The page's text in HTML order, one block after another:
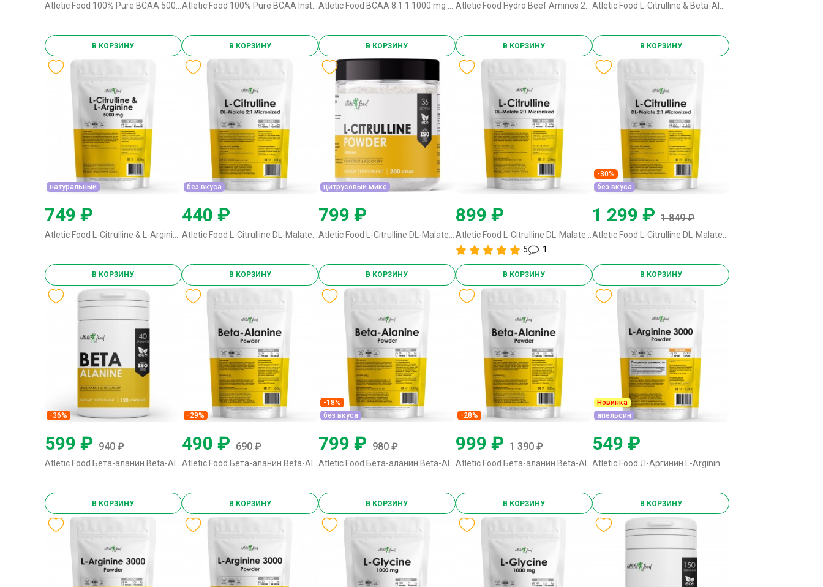
В КОРЗИНУ
Atletic Food 100% Pure BCAA Instant 2:1:1 - 125 грамм натуральный
В КОРЗИНУ В КОРЗИНУ В КОРЗИНУ В КОРЗИНУ
натуральный
749 ₽
В КОРЗИНУ
без вкуса
440 ₽
В КОРЗИНУ
цитрусовый микс
799 ₽
В КОРЗИНУ
899 ₽
5
1
В КОРЗИНУ
-30%
без вкуса
1 299 ₽ 1 849 ₽
В КОРЗИНУ
-36%
599 ₽ 940 ₽
Atletic Food Бета-аланин Beta-Alanine 700 mg - 120 капсул
В КОРЗИНУ
-29%
490 ₽ 690 ₽
Atletic Food Бета-аланин Beta-Alanine Powder - 100 грамм
В КОРЗИНУ
-18%
без вкуса
799 ₽ 980 ₽
Atletic Food Бета-аланин Beta-Alanine Powder - 250 грамм без вкуса
В КОРЗИНУ
-28%
999 ₽ 1 390 ₽
Atletic Food Бета-аланин Beta-Alanine Powder - 500 грамм
В КОРЗИНУ
Новинка
апельсин
549 ₽
Atletic Food Л-Аргинин L-Arginine Powder 3000 - 128 грамм апельсин
В КОРЗИНУ